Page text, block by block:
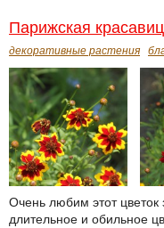
Парижская
декоративные растения
Очень любим этот цветок
длительное и обильное